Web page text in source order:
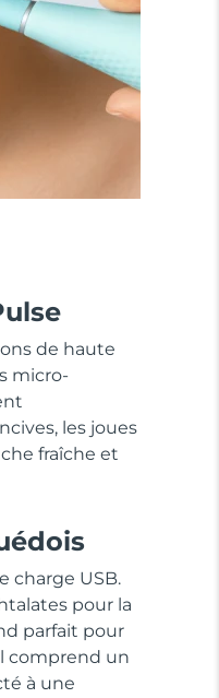
de haute
micro-
les joues
fraîche et
charge USB.
pour la
parfait pour
comprend un
à une